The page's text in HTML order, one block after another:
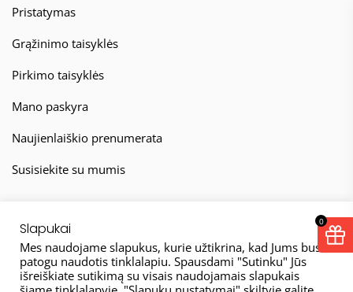
Pristatymas
Grąžinimo taisyklės
Pirkimo taisyklės
Mano paskyra
Naujienlaiškio prenumerata
Susisiekite su mumis
© 2026
Slapukai
Mes naudojame slapukus, kurie užtikrina, kad Jums bus
patogu naudotis tinklalapiu. Spausdami "Sutinku" Jūs
išreiškiate sutikimą su visais naudojamais slapukais
0